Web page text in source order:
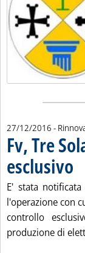
27/12/2016 -
Fv, Tre
esclusivo
E' stata
l'operazione con
controllo
produzione di